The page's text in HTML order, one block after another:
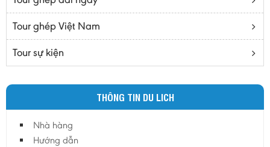
Daknông
Đồng Nai
Đồng Tháp
Đắc Lắc
Hà Nam
Tour ghép Việt Nam
Tour sự kiện
THÔNG TIN DU LICH
Nhà hàng
Hướng dẫn